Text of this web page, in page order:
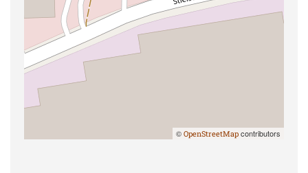
© OpenStreetMap contributors